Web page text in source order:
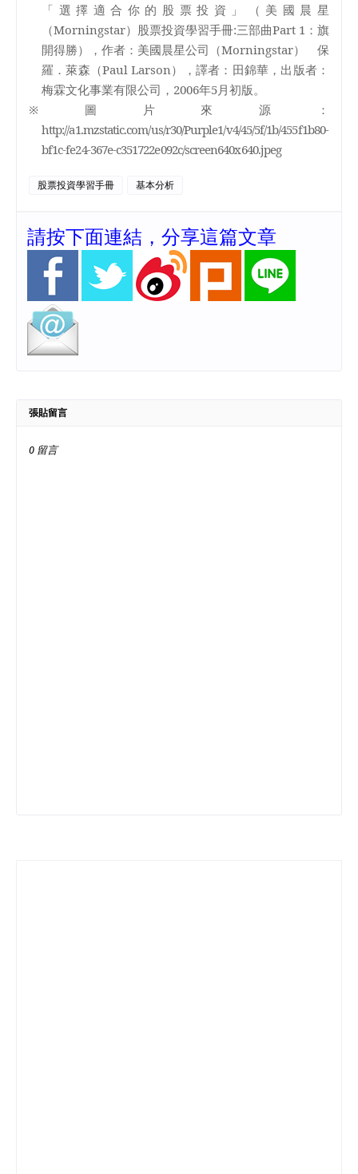
「選擇適合你的股票投資」（美國晨星
（Morningstar）股票投資學習手冊:三部曲Part 1 ：旗
開得勝），作者：美國晨星公司（Morningstar） 保
羅．萊森（Paul Larson ），譯者：田錦華，出版者：
梅霖文化事業有限公司， 2006年5月初版。
※圖片來源：
http://a1.mzstatic.com/us/r30/Purple1/v4/45/5f/1b/455f1b80-
bf1c-fe24-367e-c351722e092c/screen640x640.jpeg
股票投資學習手冊 基本分析
請按下面連結，分享這篇文章
張貼留言
0 留言